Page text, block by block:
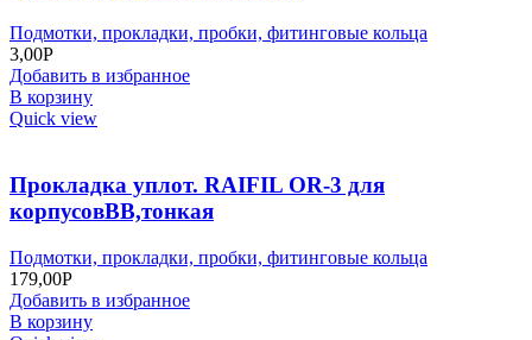
Подмотки, прокладки, пробки, фитинговые кольца
3,00Р
Добавить в избранное
В корзину
Quick view
Прокладка уплот. RAIFIL OR-3 для
корпусовВВ,тонкая
Подмотки, прокладки, пробки, фитинговые кольца
179,00Р
Добавить в избранное
В корзину